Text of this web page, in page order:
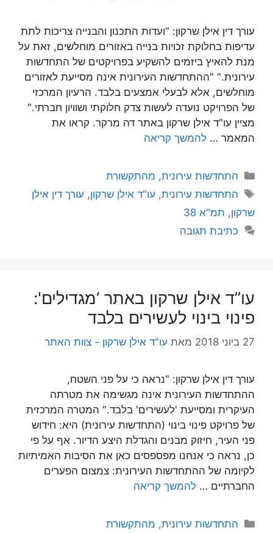
עורך דין אילן שרקון: "ועדות התכנון והבנייה צריכות לתת
עדיפות בחלוקת זכויות בנייה באזורים מוחלשים, זאת על
מנת להאיץ ביזמים להשקיע בפרויקטים של התחדשות
עירונית." "ההתחדשות העירונית אינה מסייעת לאזורים
מוחלשים, אלא לבעלי אמצעים בלבד. הרעיון המרכזי
של הפרויקט נועדה לעשות צדק חלוקתי ושוויון חברתי."
מציין עו"ד אילן שרקון באתר דה מרקר. קראו את
המאמר … להמשך קריאה
קטגוריות
התחדשות עירונית, מהתקשורת
תגיות
התחדשות עירונית, עו"ד אילן שרקון, עורך דין אילן
שרקון, תמ"א 38
כתיבת תגובה
עו”ד אילן שרקון באתר ‘מגדילים':
פינוי בינוי לעשירים בלבד
27 ביוני 2018 מאת עו"ד אילן שרקון - צוות האתר
עורך דין אילן שרקון: "נראה כי על פני השטח,
ההתחדשות העירונית אינה מגשימה את מטרתה
העיקרית ומסייעת 'לעשירים' בלבד." המטרה המרכזית
של פרויקט פינוי בינוי (התחדשות עירונית) היא: חידוש
פני העיר, חיזוק מבנים והגדלת היצע הדיור. אף על פי
כן, נראה כי אנחנו מפספסים כאן את הסיבות האמיתיות
לקיומה של ההתחדשות העירונית: צמצום הפערים
החברתיים … להמשך קריאה
קטגוריות
התחדשות עירונית, מהתקשורת